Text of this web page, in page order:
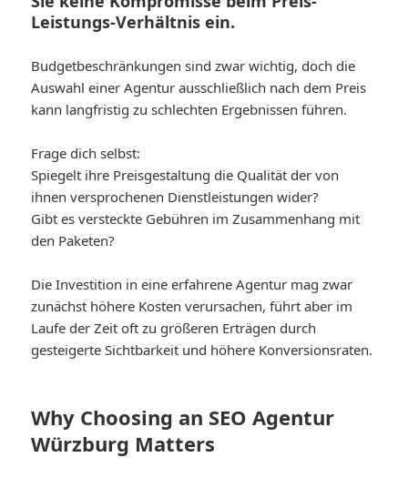
Leistungs-Verhältnis ein.
Budgetbeschränkungen sind zwar wichtig, doch die
Auswahl einer Agentur ausschließlich nach dem Preis
kann langfristig zu schlechten Ergebnissen führen.
Frage dich selbst:
Spiegelt ihre Preisgestaltung die Qualität der von
ihnen versprochenen Dienstleistungen wider?
Gibt es versteckte Gebühren im Zusammenhang mit
den Paketen?
Die Investition in eine erfahrene Agentur mag zwar
zunächst höhere Kosten verursachen, führt aber im
Laufe der Zeit oft zu größeren Erträgen durch
gesteigerte Sichtbarkeit und höhere Konversionsraten.
Why Choosing an SEO Agentur
Würzburg Matters